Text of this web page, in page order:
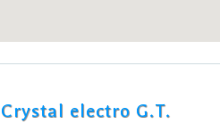
Crystal electro G.T.